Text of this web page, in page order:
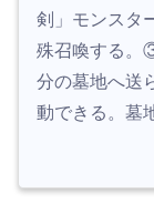
剣」モンスタ
殊召喚する。
分の墓地へ送
動できる。墓